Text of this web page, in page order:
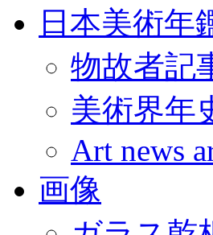
日本美術年
物故者記
美術界年
Art news
画像